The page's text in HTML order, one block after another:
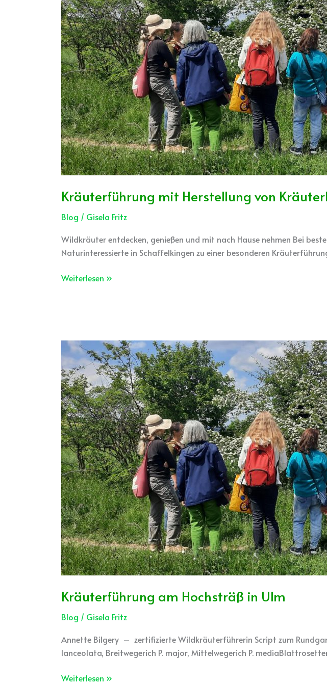
Kräuterführung mit Herstellung von
Blog / Gisela Fritz
Wildkräuter entdecken, genießen und mit nach Hause nehmen Bei
Naturinteressierte in Schaffelkingen zu einer besonderen
Weiterlesen »
Kräuterführung am Hochsträß in Ulm
Blog / Gisela Fritz
Annette Bilgery – zertifizierte Wildkräuterführerin Script zum
lanceolata, Breitwegerich P. major, Mittelwegerich P.
Kräuterführung
am
Hochsträß
in
Ulm
Weiterlesen »